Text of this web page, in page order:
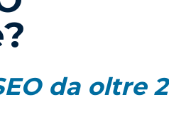
da oltre